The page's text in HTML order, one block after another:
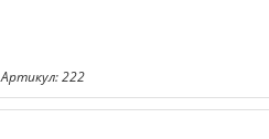
Артикул: 222